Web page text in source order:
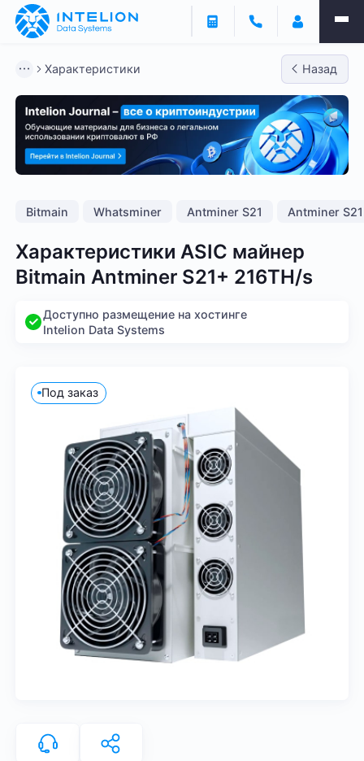
Характеристики Назад
Bitmain Whatsminer Antminer S21 Antminer S21
Характеристики ASIC майнер
Bitmain Antminer S21+ 216TH/s
Доступно размещение на хостинге
Intelion Data Systems
Под заказ